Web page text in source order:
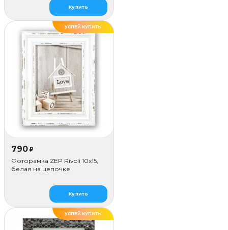
Купить
ХИТ
УСПЕЙ КУПИТЬ
790 ₽
Фоторамка ZEP Rivoli 10x15,
белая на цепочке
Купить
УСПЕЙ КУПИТЬ